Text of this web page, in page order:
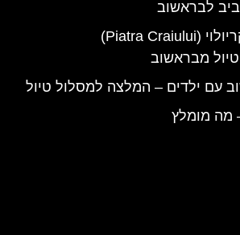
לבראשוב
פארק פיאטרה קריולוי (Piatra Craiului)
מבראשוב
עם ילדים – המלצה למסלול טיול
מה מומלץ